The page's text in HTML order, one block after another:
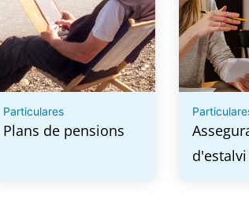
Particulares
Plans de pensions